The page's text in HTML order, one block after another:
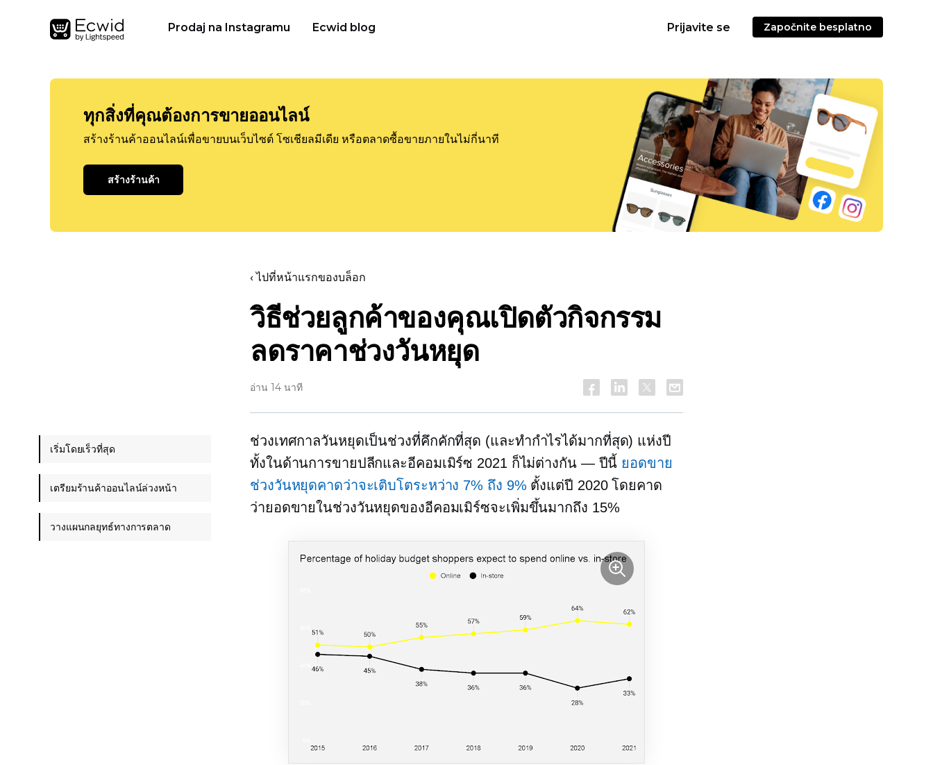
Prodaj na Instagramu Ecwid blog Prijavite se Započnite besplatno
ทุกสิ่งที่คุณต้องการขายออนไลน์
สร้างร้านค้าออนไลน์เพื่อขายบนเว็บไซต์ โซเชียลมีเดีย หรือตลาดซื้อขายภายในไม่กี่นาที
สร้างร้านค้า
‹ ไปที่หน้าแรกของบล็อก
วิธีช่วยลูกค้าของคุณเปิดตัวกิจกรรม
ลดราคาช่วงวันหยุด
อ่าน 14 นาที
ช่วงเทศกาลวันหยุดเป็นช่วงที่คึกคักที่สุด (และทำกำไรได้มากที่สุด) แห่งปี
ทั้งในด้านการขายปลีกและอีคอมเมิร์ซ 2021 ก็ไม่ต่างกัน — ปีนี้ ยอดขาย
ช่วงวันหยุดคาดว่าจะเติบโตระหว่าง 7% ถึง 9% ตั้งแต่ปี 2020 โดยคาด
ว่ายอดขายในช่วงวันหยุดของอีคอมเมิร์ซจะเพิ่มขึ้นมากถึง 15%
เริ่มโดยเร็วที่สุด
เตรียมร้านค้าออนไลน์ล่วงหน้า
วางแผนกลยุทธ์ทางการตลาด